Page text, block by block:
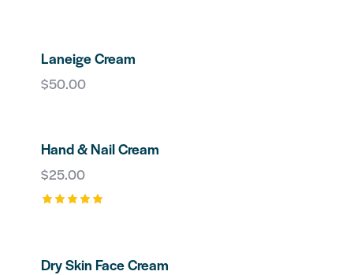
Laneige Cream
$50.00
Hand & Nail Cream
$25.00
Dry Skin Face Cream